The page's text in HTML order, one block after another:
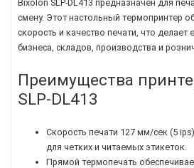
Bixolon SLP-DL413 предназначен для
смену. Этот настольный термопринтер
скорость и качество печати, что
бизнеса, складов, производства и
Преимущества
SLP-DL413
Скорость печати 127 мм/сек (5
для четких и читаемых этикеток.
Прямой термопечать